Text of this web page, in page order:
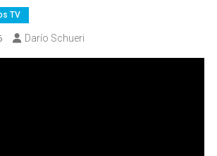
TV
Darío Schueri